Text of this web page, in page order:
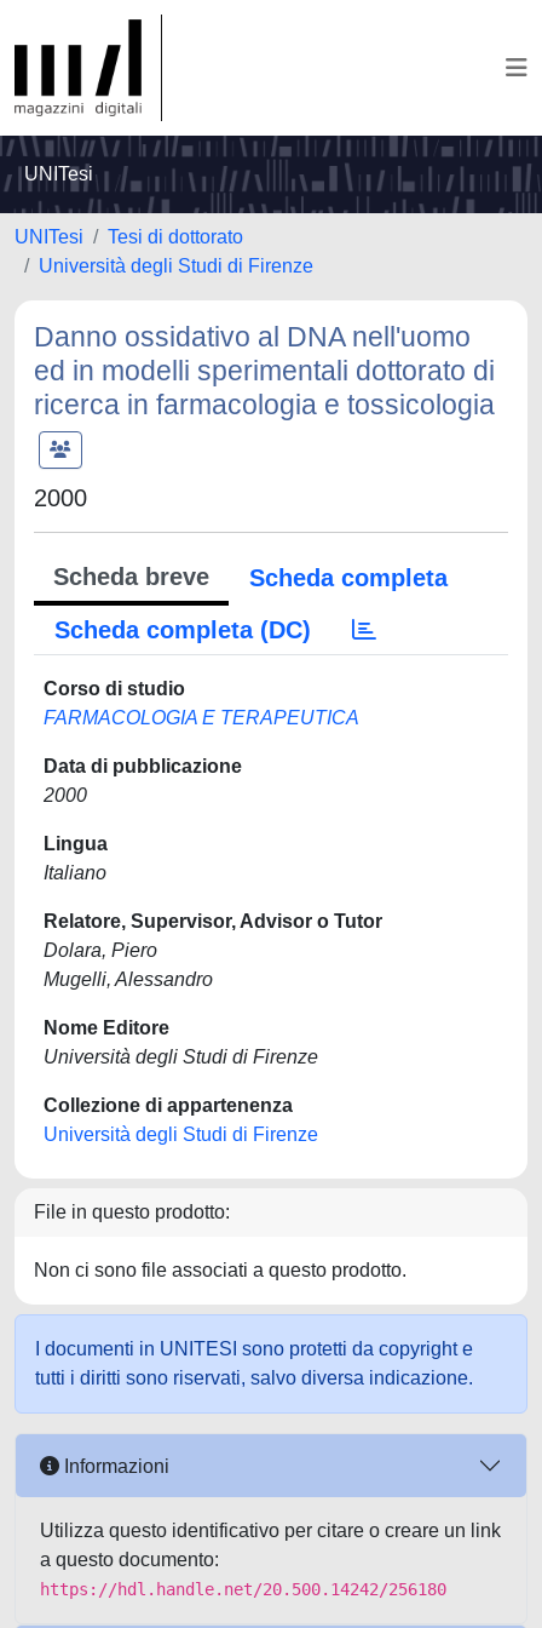
UNITesi
UNITesi
Tesi di dottorato
Università degli Studi di Firenze
Danno ossidativo al DNA nell'uomo
ed in modelli sperimentali dottorato di
ricerca in farmacologia e tossicologia
2000
Scheda breve
Scheda completa
Scheda completa (DC)
Corso di studio
FARMACOLOGIA E TERAPEUTICA
Data di pubblicazione
2000
Lingua
Italiano
Relatore, Supervisor, Advisor o Tutor
Dolara, Piero
Mugelli, Alessandro
Nome Editore
Università degli Studi di Firenze
Collezione di appartenenza
Università degli Studi di Firenze
File in questo prodotto:
Non ci sono file associati a questo prodotto.
I documenti in UNITESI sono protetti da copyright e
tutti i diritti sono riservati, salvo diversa indicazione.
Informazioni
Utilizza questo identificativo per citare o creare un link
a questo documento:
https://hdl.handle.net/20.500.14242/256180